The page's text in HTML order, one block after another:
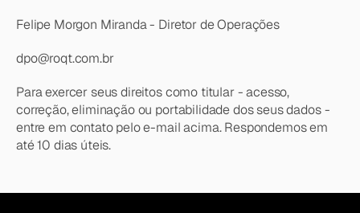
Felipe Morgon Miranda - Diretor de Operações
dpo@roqt.com.br
Para exercer seus direitos como titular - acesso,
correção, eliminação ou portabilidade dos seus dados -
entre em contato pelo e-mail acima. Respondemos em
até 10 dias úteis.